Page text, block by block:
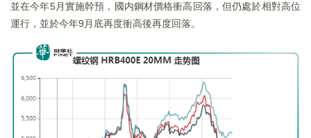
並在今年5月實施幹預，國内鋼材價格衝高回落，但仍處於相對高位
運行，並於今年9月底再度衝高後再度回落。